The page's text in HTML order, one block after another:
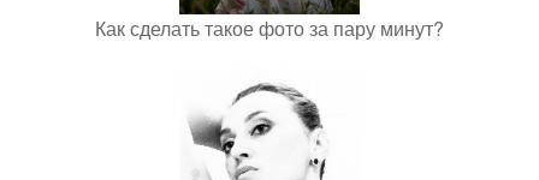
Как сделать такое фото за пару минут?